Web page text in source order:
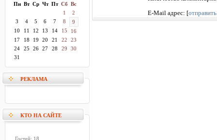
Пн Вт Ср Чт Пт Сб Вс
1
2
3
4 5 6 7 8
9
10
11 12 13 14 15
16
17
18 19 20 21 22
23
24
25 26 27 28 29
30
31
РЕКЛАМА
КТО НА САЙТЕ
Гостей: 18
E-Mail адрес: [